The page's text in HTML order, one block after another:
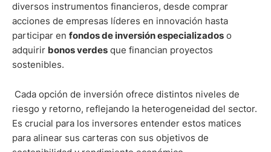
diversos instrumentos financieros, desde comprar
acciones de empresas líderes en innovación hasta
participar en fondos de inversión especializados o
adquirir bonos verdes que financian proyectos
sostenibles.
Cada opción de inversión ofrece distintos niveles de
riesgo y retorno, reflejando la heterogeneidad del sector.
Es crucial para los inversores entender estos matices
para alinear sus carteras con sus objetivos de